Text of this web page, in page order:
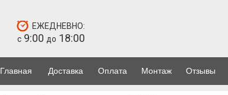
ЕЖЕДНЕВНО:
с9:00 до 18:00
Главная Доставка Оплата Монтаж Отзывы